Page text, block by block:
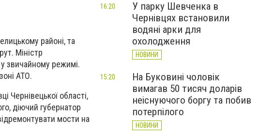
районі, та
Міністр
звичайному режимі.
АТО.
Чернівецької області,
діючий губернатор
мости на
У парку Шевченка в
Чернівцях встановили
водяні арки для
охолодження
НОВИНИ
16:20
На Буковині чоловік
вимагав 50 тисяч доларів
неіснуючого боргу та побив
потерпілого
НОВИНИ
15:20